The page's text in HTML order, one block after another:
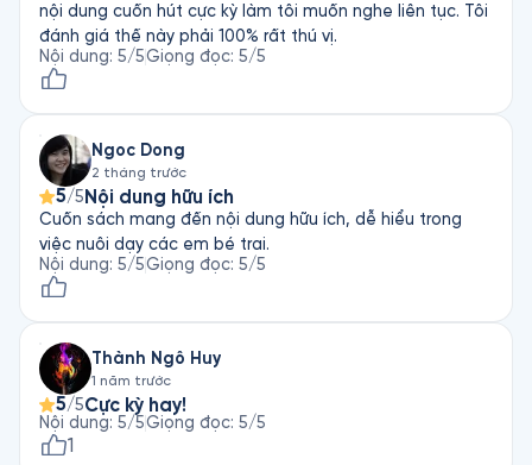
nội dung cuốn hút cực kỳ làm tôi muốn nghe liên tục. Tôi
đánh giá thế này phải 100% rất thú vị.
Nội dung: 5/5Giọng đọc: 5/5
Ngoc Dong
2 tháng trước
5/5 Nội dung hữu ích
Cuốn sách mang đến nội dung hữu ích, dễ hiểu trong
việc nuôi dạy các em bé trai.
Nội dung: 5/5Giọng đọc: 5/5
Thành Ngô Huy
1 năm trước
5/5Cực kỳ hay!
Nội dung: 5/5Giọng đọc: 5/5
1